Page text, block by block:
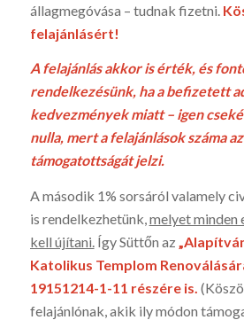
állagmegóvása – tudnak fizetni.
felajánlásért!
A felaján­lás akkor is ér­ték, és
rendelkezésünk, ha a befizetett
ked­vezmények miatt – igen
nulla, mert a fel­ajánlások szá­ma
támogatottságát jelzi.
A második 1% sorsáról valamely
is rendelkezhetünk,melyet minden
kell újítani.Így Süttőn az
Katolikus Templom
19151214-1-11 részére is.
felajánlónak, akik ily módon